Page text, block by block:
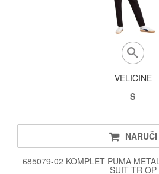
VELIČINE
S
NARUČI
685079-02 KOMPLET PUMA
SUIT TR OP